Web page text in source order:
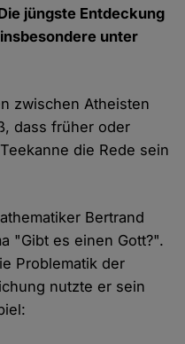
jüngste Entdeckung
unter
zwischen Atheisten
dass früher oder
die Rede sein
Bertrand
"Gibt es einen Gott?".
Problematik der
nutzte er sein